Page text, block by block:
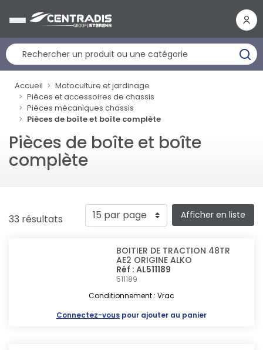
Accueil
Motoculture et jardinage
Pièces et accessoires de chassis
Pièces mécaniques chassis
Pièces de boîte et boîte complète
Pièces de boîte et boîte
complète
33 résultats Afficher en liste
BOITIER DE TRACTION 48TR
AE2 ORIGINE ALKO
Réf : AL511189
511189
Conditionnement : Vrac
Connectez-vous pour ajouter au panier